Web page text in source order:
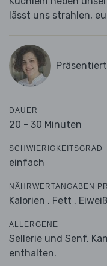
lässt uns strahlen,
DAUER
20 - 30 Minuten
SCHWIERIGKEITSGRAD
einfach
NÄHRWERTANGABEN
Kalorien , Fett ,
ALLERGENE
Sellerie und Senf.
enthalten.